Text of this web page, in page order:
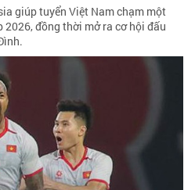
giúp tuyển Việt Nam chạm một
2026, đồng thời mở ra cơ hội đấu